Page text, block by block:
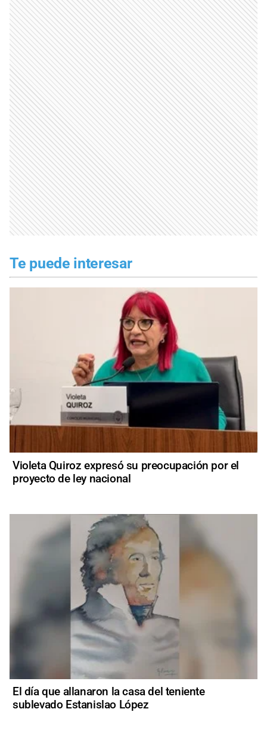
Te puede interesar
Violeta Quiroz expresó su preocupación por el
proyecto de ley nacional
El día que allanaron la casa del teniente
sublevado Estanislao López